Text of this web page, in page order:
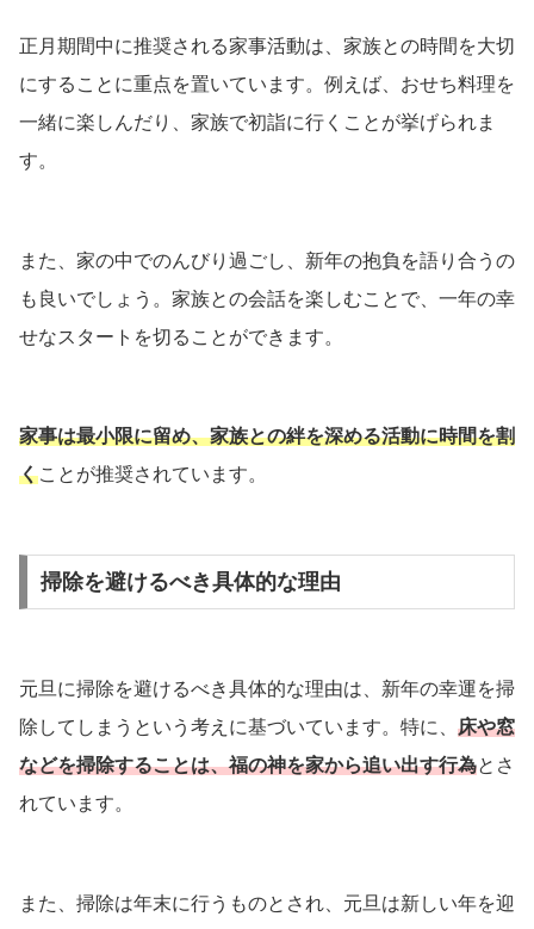
正月期間中に推奨される家事活動は、家族との時間を大切
にすることに重点を置いています。例えば、おせち料理を
一緒に楽しんだり、家族で初詣に行くことが挙げられま
す。
また、家の中でのんびり過ごし、新年の抱負を語り合うの
も良いでしょう。家族との会話を楽しむことで、一年の幸
せなスタートを切ることができます。
家事は最小限に留め、家族との絆を深める活動に時間を割
くことが推奨されています。
掃除を避けるべき具体的な理由
元旦に掃除を避けるべき具体的な理由は、新年の幸運を掃
除してしまうという考えに基づいています。特に、 床や窓
などを掃除することは、福の神を家から追い出す行為とさ
れています。
また、掃除は年末に行うものとされ、元旦は新しい年を迎